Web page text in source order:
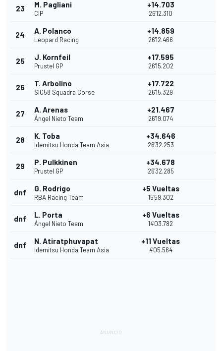
23 M. Pagliani
CIP
+14.703
26'12.310
24 A. Polanco
Leopard Racing
+14.859
26'12.466
25 J. Kornfeil
Prustel GP
+17.595
26'15.202
26 T. Arbolino
SIC58 Squadra Corse
+17.722
26'15.329
27 A. Arenas
Ángel Nieto Team
+21.467
26'19.074
28 K. Toba
Idemitsu Honda Team Asia
+34.646
26'32.253
29 P. Pulkkinen
Prustel GP
+34.678
26'32.285
dnf G. Rodrigo
RBA Racing Team
+5 Vueltas
15'59.302
dnf L. Porta
Ángel Nieto Team
+6 Vueltas
14'03.782
dnf N. Atiratphuvapat
Idemitsu Honda Team Asia
+11 Vueltas
4'05.564